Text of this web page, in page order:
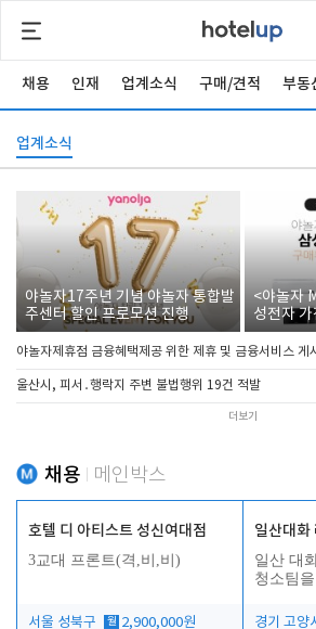
채용 인재 업계소식 구매/견적 부동
업계소식
야놀자17주년 기념 야놀자 통합발
주센터 할인 프로모션 진행
<야놀자
성전자
야놀자제휴점 금융혜택제공 위한 제휴 및 금융서비스 게시
울산시, 피서․행락지 주변 불법행위 19건 적발
더보기
채용 메인박스
호텔 디 아티스트 성신여대점
3교대 프론트(격,비,비)
서울 성북구 월 2,900,000원
일산대화
일산 대
청소팀
경기 고양